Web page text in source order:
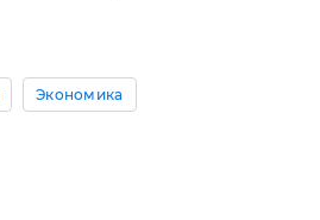
Экономика